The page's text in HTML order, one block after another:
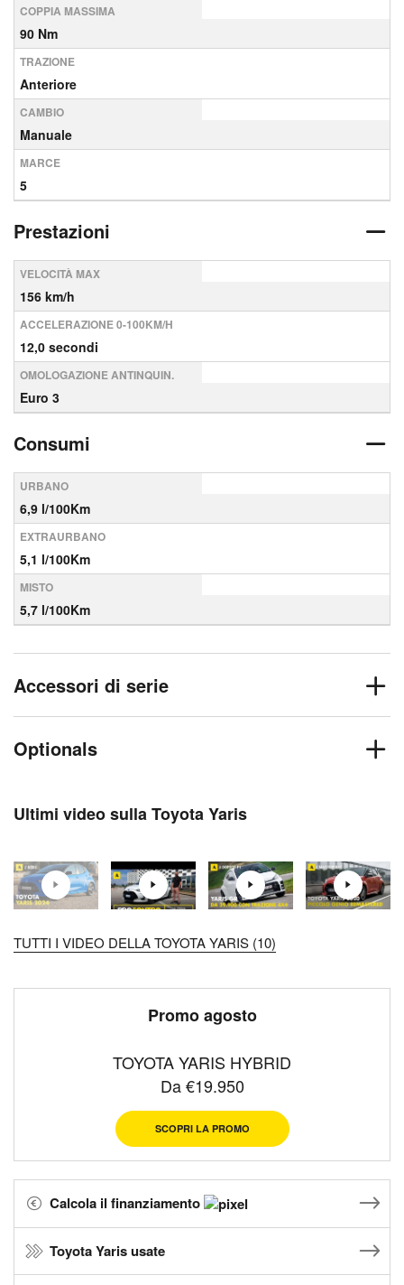
COPPIA MASSIMA
90 Nm
TRAZIONE
Anteriore
CAMBIO
Manuale
MARCE
5
Prestazioni
VELOCITÀ MAX
156 km/h
ACCELERAZIONE 0-100KM/H
12,0 secondi
OMOLOGAZIONE ANTINQUIN.
Euro 3
Consumi
URBANO
6,9 l/100Km
EXTRAURBANO
5,1 l/100Km
MISTO
5,7 l/100Km
Accessori di serie
Optionals
Ultimi video sulla Toyota Yaris
TUTTI I VIDEO DELLA TOYOTA YARIS (10)
Promo agosto
TOYOTA YARIS HYBRID
Da €19.950
SCOPRI LA PROMO
Calcola il finanziamento
Toyota Yaris usate